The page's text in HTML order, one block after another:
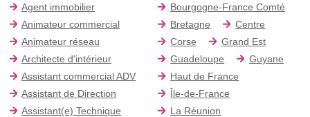
Agent immobilier
Animateur commercial
Animateur réseau
Architecte d'intérieur
Assistant commercial ADV
Assistant de Direction
Assistant(e) Technique
Bourgogne-France Comté
Bretagne
Centre
Corse
Grand Est
Guadeloupe
Guyane
Haut de France
Île-de-France
La Réunion